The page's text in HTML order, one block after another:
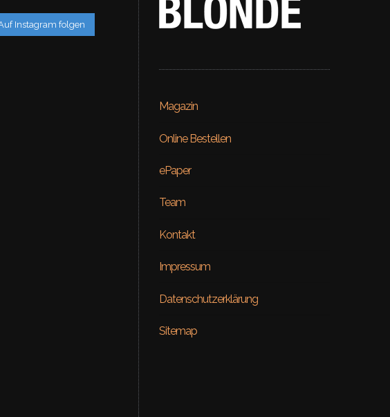
Editorial – Venus
Instagram folgen
Magazin
Online Bestellen
ePaper
Team
Kontakt
Impressum
Datenschutzerklärung
Sitemap